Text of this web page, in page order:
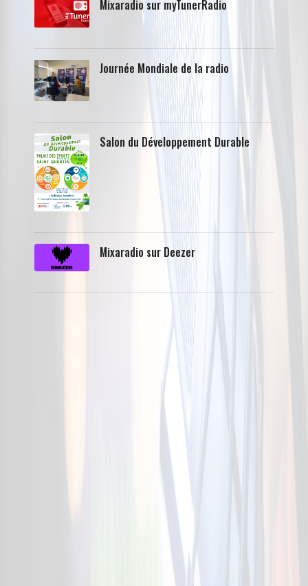
Mixaradio sur myTunerRadio
Journée Mondiale de la radio
Salon du Développement Durable
Mixaradio sur Deezer